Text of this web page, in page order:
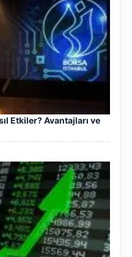
Etkiler? Avantajları ve